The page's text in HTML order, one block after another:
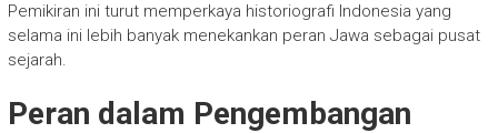
Pemikiran ini turut memperkaya historiografi Indonesia yang
selama ini lebih banyak menekankan peran Jawa sebagai pusat
sejarah.
Peran dalam Pengembangan